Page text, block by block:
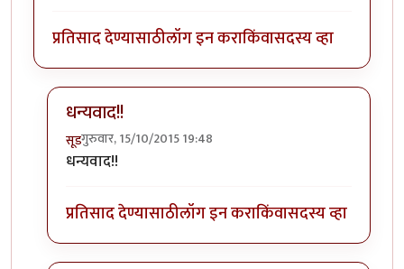
प्रतिसाद देण्यासाठीलॉग इन कराकिंवासदस्य व्हा
धन्यवाद!!
सूडगुरुवार, 15/10/2015 19:48
In reply to
धन्यवाद!!
प्रतिसाद देण्यासाठीलॉग इन कराकिंवासदस्य व्हा